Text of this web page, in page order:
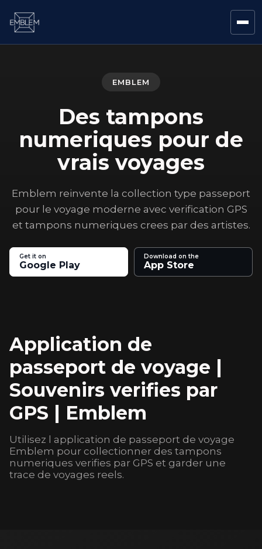
EMBLEM
Des tampons
numeriques pour de
vrais voyages
Emblem reinvente la collection type passeport
pour le voyage moderne avec verification GPS
et tampons numeriques crees par des artistes.
Get it on
Google Play
Download on the
App Store
Application de
passeport de voyage |
Souvenirs verifies par
GPS | Emblem
Utilisez l application de passeport de voyage
Emblem pour collectionner des tampons
numeriques verifies par GPS et garder une
trace de voyages reels.